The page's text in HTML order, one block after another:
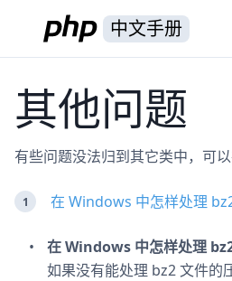
中文手册
其他问题
有些问题没法归到其它类中，可以
在 Windows 中怎样处理
在 Windows 中怎样处理
如果没有能处理 bz2 文件的